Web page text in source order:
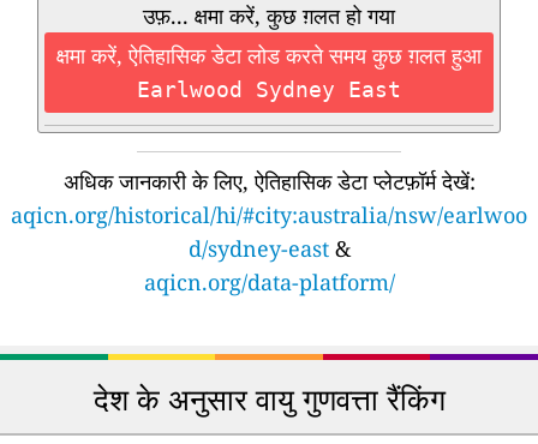
उफ़... क्षमा करें, कुछ ग़लत हो गया
क्षमा करें, ऐतिहासिक डेटा लोड करते समय कुछ ग़लत हुआ
Earlwood Sydney East
अधिक जानकारी के लिए, ऐतिहासिक डेटा प्लेटफ़ॉर्म देखें:
aqicn.org/historical/hi/#city:australia/nsw/earlwoo
d/sydney-east&
aqicn.org/data-platform/
देश के अनुसार वायु गुणवत्ता रैंकिंग